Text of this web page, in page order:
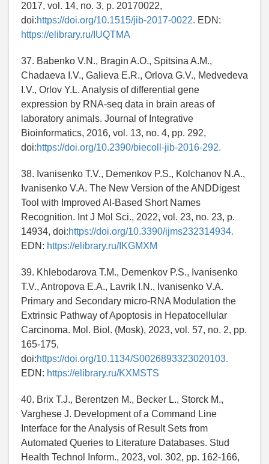
2017, vol. 14, no. 3, p. 20170022,
doi:https://doi.org/10.1515/jib-2017-0022. EDN:
https://elibrary.ru/IUQTMA
37. Babenko V.N., Bragin A.O., Spitsina A.M.,
Chadaeva I.V., Galieva E.R., Orlova G.V., Medvedeva
I.V., Orlov Y.L. Analysis of differential gene
expression by RNA-seq data in brain areas of
laboratory animals. Journal of Integrative
Bioinformatics, 2016, vol. 13, no. 4, pp. 292,
doi:https://doi.org/10.2390/biecoll-jib-2016-292.
38. Ivanisenko T.V., Demenkov P.S., Kolchanov N.A.,
Ivanisenko V.A. The New Version of the ANDDigest
Tool with Improved AI-Based Short Names
Recognition. Int J Mol Sci., 2022, vol. 23, no. 23, p.
14934, doi:https://doi.org/10.3390/ijms232314934.
EDN: https://elibrary.ru/IKGMXM
39. Khlebodarova T.M., Demenkov P.S., Ivanisenko
T.V., Antropova E.A., Lavrik I.N., Ivanisenko V.A.
Primary and Secondary micro-RNA Modulation the
Extrinsic Pathway of Apoptosis in Hepatocellular
Carcinoma. Mol. Biol. (Mosk), 2023, vol. 57, no. 2, pp.
165-175,
doi:https://doi.org/10.1134/S0026893323020103.
EDN: https://elibrary.ru/KXMSTS
40. Brix T.J., Berentzen M., Becker L., Storck M.,
Varghese J. Development of a Command Line
Interface for the Analysis of Result Sets from
Automated Queries to Literature Databases. Stud
Health Technol Inform., 2023, vol. 302, pp. 162-166,